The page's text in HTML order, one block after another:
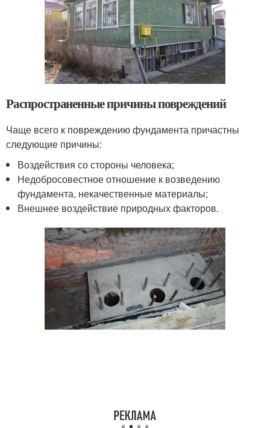
Распространенные причины повреждений
Чаще всего к повреждению фундамента причастны
следующие причины:
Воздействия со стороны человека;
Недобросовестное отношение к возведению
фундамента, некачественные материалы;
Внешнее воздействие природных факторов.